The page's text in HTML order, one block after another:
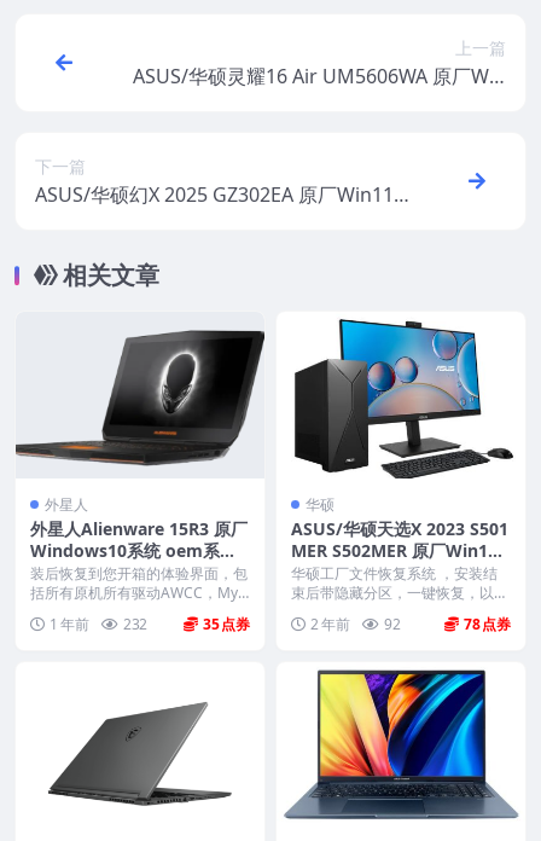
上一篇
ASUS/华硕灵耀16 Air UM5606WA 原厂Win
下一篇
ASUS/华硕幻X 2025 GZ302EA 原厂Win11 2
相关文章
外星人
外星人Alienware 15R3 原厂
Windows10系统 oem系统
带F12 SupportAssist OS R
ecovery恢复
装后恢复到您开箱的体验界面，包
括所有原机所有驱动AWCC，Myd
1 年前 232 35
华硕
ASUS/华硕天选X 2023 S501
MER S502MER 原厂Win11
23H2系统 工厂文件 带ASUS
Recovery恢复
华硕工厂文件恢复系统 ，安装结
束后带隐藏分区，一键恢复，以及
2 年前 92 78